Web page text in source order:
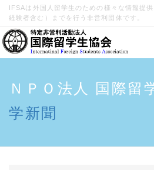
IFSAは外国人留学生のための様々な情報提
経験者含む）までを行う非営利団体です。
ＮＰＯ法人 国際留
学新聞